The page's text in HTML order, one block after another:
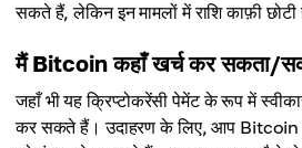
सकते हैं, लेकिन इन मामलों में राशि काफ़ी छोटी
मैं Bitcoin कहाँ खर्च कर सकता/
जहाँ भी यह क्रिप्टोकरेंसी पेमेंट के रूप में
कर सकते हैं। उदाहरण के लिए, आप Bitcoin